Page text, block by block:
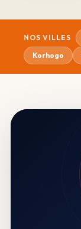
NOS VILLES
Korhogo